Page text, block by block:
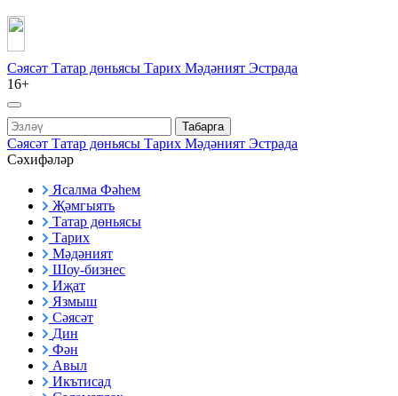
Сәясәт Татар дөньясы Тарих Мәдәният Эстрада
16+
Табарга
Сәясәт Татар дөньясы Тарих Мәдәният Эстрада
Сәхифәләр
Ясалма Фәһем
Җәмгыять
Татар дөньясы
Тарих
Мәдәният
Шоу-бизнес
Иҗат
Язмыш
Сәясәт
Дин
Фән
Авыл
Икътисад